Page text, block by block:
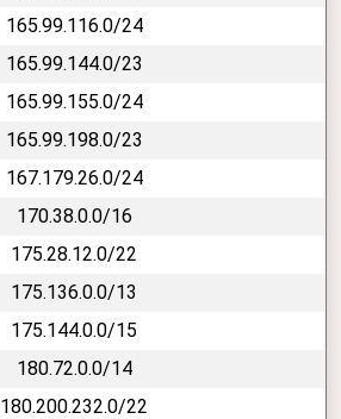
165.99.116.0/24
165.99.144.0/23
165.99.155.0/24
165.99.198.0/23
167.179.26.0/24
170.38.0.0/16
175.28.12.0/22
175.136.0.0/13
175.144.0.0/15
180.72.0.0/14
180.200.232.0/22